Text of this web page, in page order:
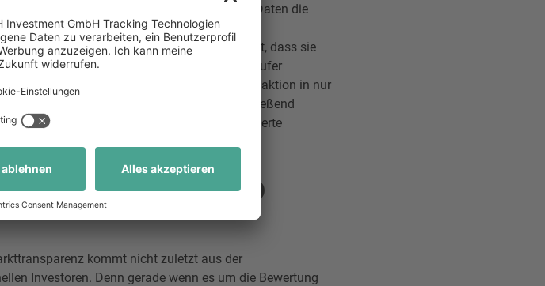
dafür, wie durch Digitalisierung und Daten die
werden konnte. Gegründet 2007 von
technologisch mittlerweile so weit ausgereift, dass sie
Immobilien ermittelt und potenzielle Verkäufer
zum Verkauf läuft die gesamte Transaktion in nur
das jeweilige Objekt selbst, um es anschließend
Freunde: Stichhaltige Daten und digitalisierte
DATEN UND
kommt nicht zuletzt aus der
Investoren. Denn gerade wenn es um die Bewertung